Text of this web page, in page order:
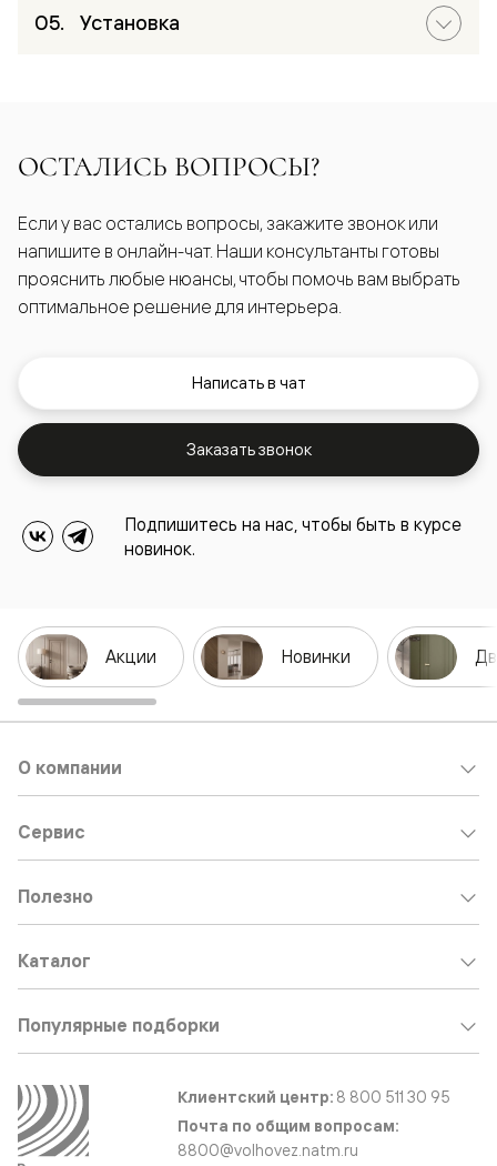
Установка
ОСТАЛИСЬ ВОПРОСЫ?
Если у вас остались вопросы, закажите звонок или
напишите в онлайн-чат. Наши консультанты готовы
прояснить любые нюансы, чтобы помочь вам выбрать
оптимальное решение для интерьера.
Написать в чат
Заказать звонок
Подпишитесь на нас, чтобы быть в курсе
новинок.
Акции Новинки
О компании
Сервис
Полезно
Каталог
Популярные подборки
Клиентский центр: 8 800 511 30 95
Почта по общим вопросам:
8800@volhovez.natm.ru